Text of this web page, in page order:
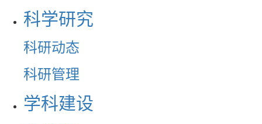
科学研究
科研动态
科研管理
学科建设